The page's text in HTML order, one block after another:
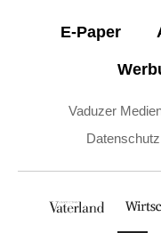
E-Paper
Vaduzer
Datenschutz